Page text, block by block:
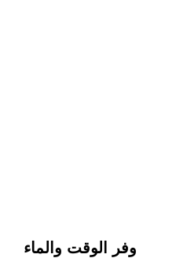
وفر الوقت والماء